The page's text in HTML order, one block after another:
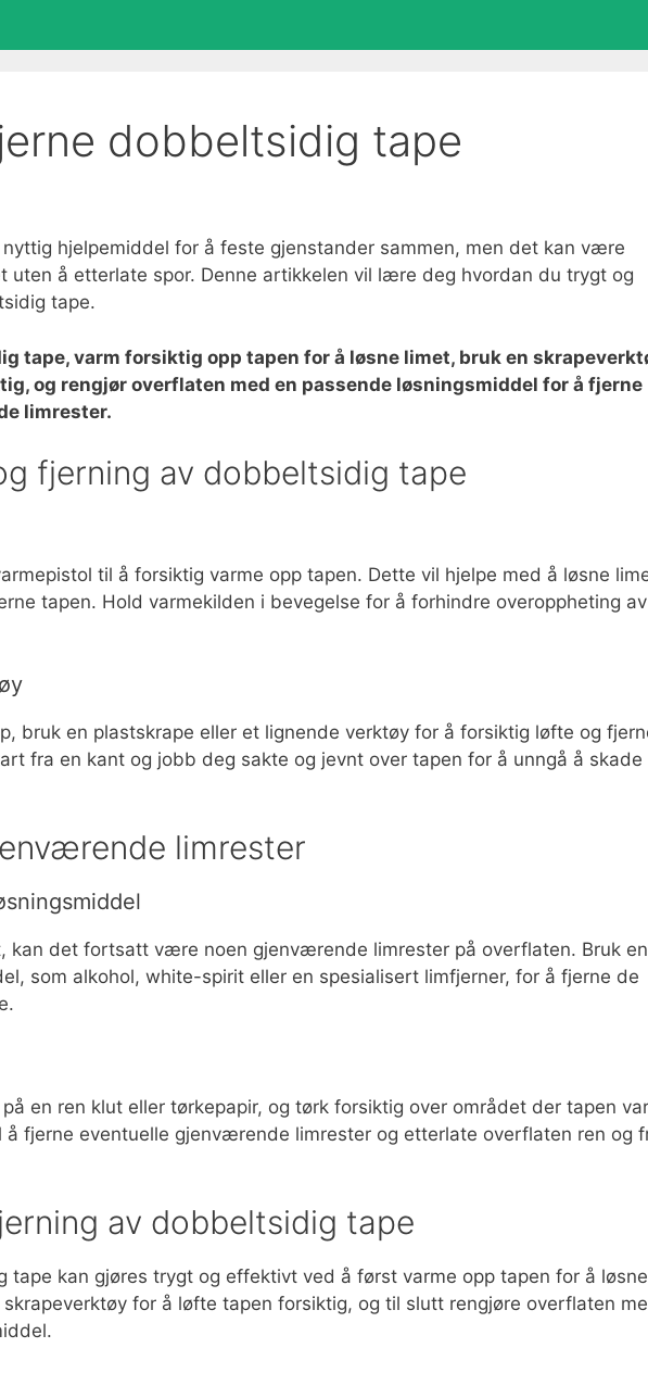
dobbeltsidig tape
hjelpemiddel for å feste gjenstander sammen, men det kan være
uten å etterlate spor. Denne artikkelen vil lære deg hvordan du trygt og
tape.
tape, varm forsiktig opp tapen for å løsne limet, bruk en
og rengjør overflaten med en passende løsningsmiddel for å fjerne
limrester.
fjerning av dobbeltsidig tape
til å forsiktig varme opp tapen. Dette vil hjelpe med å løsne
tapen. Hold varmekilden i bevegelse for å forhindre overoppheting av
bruk en plastskrape eller et lignende verktøy for å forsiktig løfte og
fra en kant og jobb deg sakte og jevnt over tapen for å unngå å skade
limrester
kan det fortsatt være noen gjenværende limrester på overflaten. Bruk en
som alkohol, white-spirit eller en spesialisert limfjerner, for å fjerne de
en ren klut eller tørkepapir, og tørk forsiktig over området der tapen var
fjerne eventuelle gjenværende limrester og etterlate overflaten ren og
av dobbeltsidig tape
tape kan gjøres trygt og effektivt ved å først varme opp tapen for å løsne
for å løfte tapen forsiktig, og til slutt rengjøre overflaten